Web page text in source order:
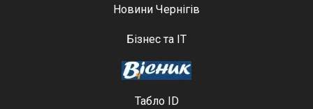
Новини Чернігів
Бізнес та ІТ
Табло ID